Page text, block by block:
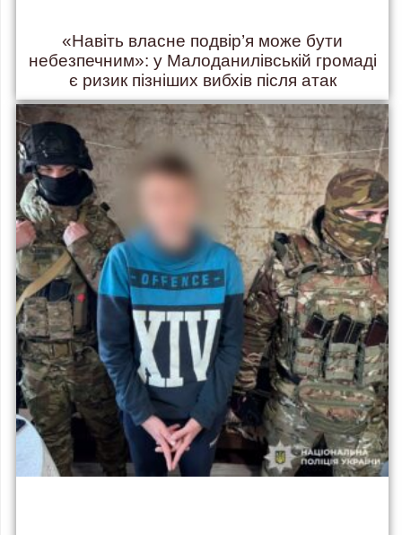
«Навіть власне подвір’я може бути
небезпечним»: у Малоданилівській громаді
є ризик пізніших вибхів після атак